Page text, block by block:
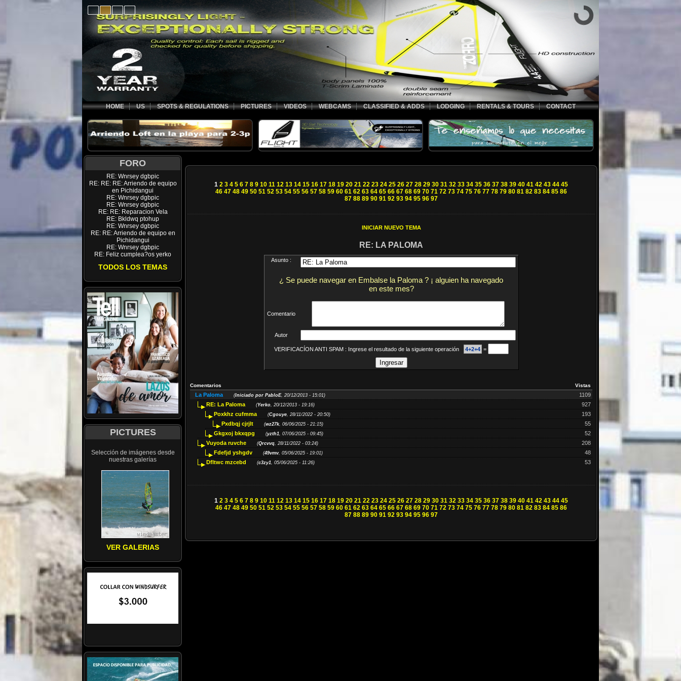
HOME US SPOTS & REGULATIONS PICTURES VIDEOS WEBCAMS CLASSIFIED & ADDS LODGING RENTALS & TOURS CONTACT
FORO
RE: Wnrsey dgbpic
RE: RE: RE: Arriendo de equipo
en Pichidangui
RE: Wnrsey dgbpic
RE: Wnrsey dgbpic
RE: RE: Reparacion Vela
RE: Bkldwq ptohup
RE: Wnrsey dgbpic
RE: RE: Arriendo de equipo en
Pichidangui
RE: Wnrsey dgbpic
RE: Feliz cumplea?os yerko
TODOS LOS TEMAS
PICTURES
Selección de imágenes desde
nuestras galerías
VER GALERIAS
1 2 3 4 5 6 7 8 9 10 11 12 13 14 15 16 17 18 19 20 21 22 23 24 25 26 27 28 29 30 31 32 33 34 35 36 37 38 39 40 41 42 43 44 45
46 47 48 49 50 51 52 53 54 55 56 57 58 59 60 61 62 63 64 65 66 67 68 69 70 71 72 73 74 75 76 77 78 79 80 81 82 83 84 85 86
87 88 89 90 91 92 93 94 95 96 97
INICIAR NUEVO TEMA
RE: LA PALOMA
Asunto :
¿ Se puede navegar en Embalse la Paloma ? ¡ alguien ha navegado
en este mes?
Comentario
Autor
VERIFICACÍON ANTI SPAM : Ingrese el resultado de la siguiente operación 4+2+4 =
Vistas
Comentarios
1109
La Paloma (Iniciado por PabloE, 20/12/2013 - 15:01)
927
RE: La Paloma (Yerko, 20/12/2013 - 19:16)
193
Poxkhz cufmma (Cgouye, 28/11/2022 - 20:50)
55
Pxdbqj cjrjlt (wz27k, 06/06/2025 - 21:15)
52
Gkgxoj bkxqpg (yzth1, 07/06/2025 - 09:45)
208
Vuyoda ruvche (Qrcvvq, 28/11/2022 - 03:24)
48
Fdefjd yshgdv (49vmv, 05/06/2025 - 19:01)
53
Dfltwc mzcebd (c3zy1, 05/06/2025 - 11:26)
1 2 3 4 5 6 7 8 9 10 11 12 13 14 15 16 17 18 19 20 21 22 23 24 25 26 27 28 29 30 31 32 33 34 35 36 37 38 39 40 41 42 43 44 45
46 47 48 49 50 51 52 53 54 55 56 57 58 59 60 61 62 63 64 65 66 67 68 69 70 71 72 73 74 75 76 77 78 79 80 81 82 83 84 85 86
87 88 89 90 91 92 93 94 95 96 97